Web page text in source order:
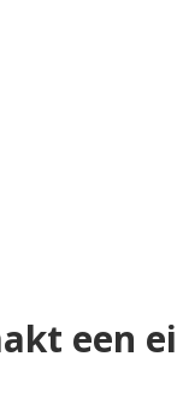
een